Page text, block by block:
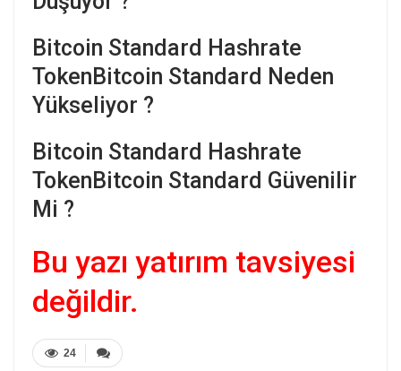
Bitcoin Standard Hashrate
TokenBitcoin Standard Neden
Yükseliyor ?
Bitcoin Standard Hashrate
TokenBitcoin Standard Güvenilir
Mi ?
Bu yazı yatırım tavsiyesi
değildir.
24